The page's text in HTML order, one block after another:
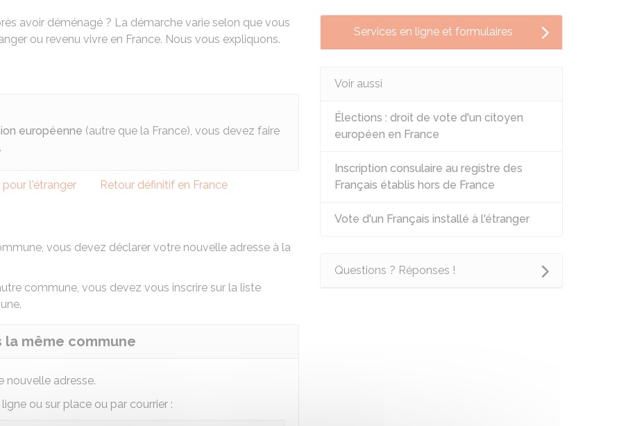
avoir déménagé ? La démarche varie selon que vous
ou revenu vivre en France. Nous vous expliquons.
européenne (autre que la France), vous devez faire
.
pour l'étranger Retour définitif en France
vous devez déclarer votre nouvelle adresse à la
commune, vous devez vous inscrire sur la liste
la même commune
nouvelle adresse.
ou sur place ou par courrier :
Services en ligne et formulaires
Voir aussi
Élections : droit de vote d'un citoyen
européen en France
Inscription consulaire au registre des
Français établis hors de France
Vote d'un Français installé à l'étranger
Questions ? Réponses !